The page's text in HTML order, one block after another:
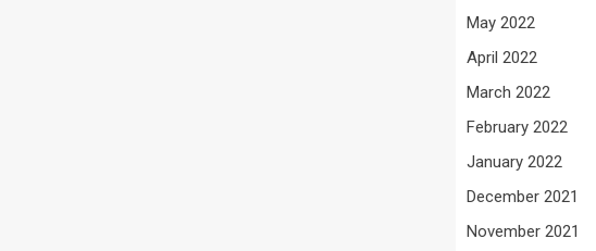
May 2022
April 2022
March 2022
February 2022
January 2022
December 2021
November 2021